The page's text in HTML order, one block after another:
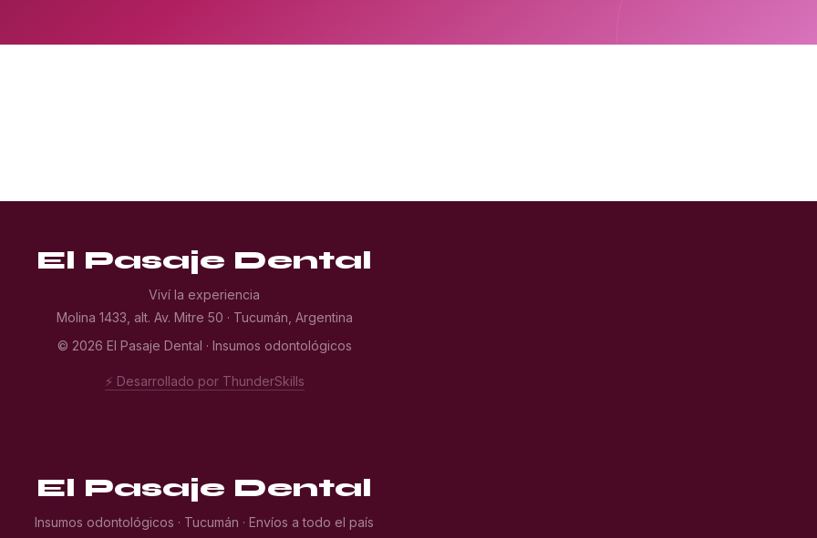
El Pasaje Dental
Viví la experiencia
Molina 1433, alt. Av. Mitre 50 · Tucumán, Argentina
© 2026 El Pasaje Dental · Insumos odontológicos
⚡ Desarrollado por ThunderSkills
El Pasaje Dental
Insumos odontológicos · Tucumán · Envíos a todo el país